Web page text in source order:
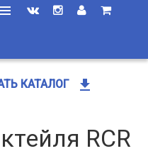
КАТАЛОГ get_app
RCR